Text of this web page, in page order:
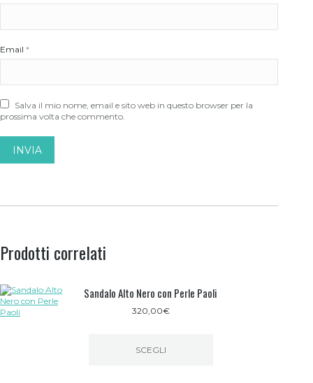
Email *
Salva il mio nome, email e sito web in questo browser per la
prossima volta che commento.
Prodotti correlati
Sandalo Alto Nero con Perle Paoli
320,00€
SCEGLI